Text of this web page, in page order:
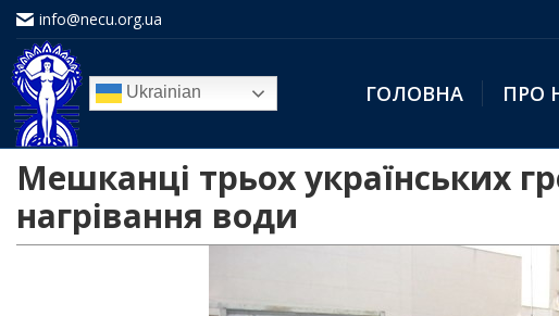
info@necu.org.ua
Ukrainian ГОЛОВНА ПРО
Мешканці трьох українських
нагрівання води